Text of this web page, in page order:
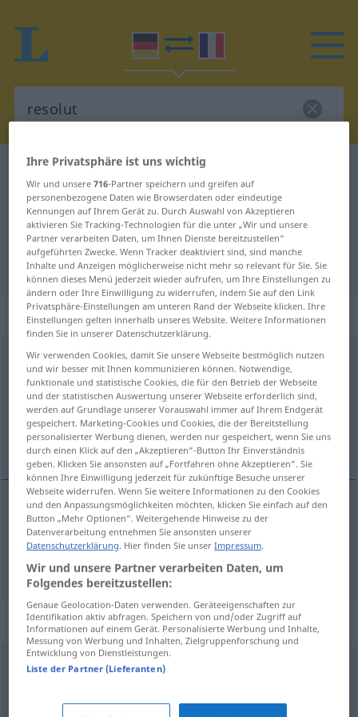
Deutsch-Französisch Wörterbuch
Deutsch-Französisch Übersetzung
für "resolut"
"resolut" Französisch Übersetzung
„resolut“: Adjektiv
resolut [rezoˈluːt]adj
Übersicht aller Übersetzungen
(Für mehr Details die Übersetzung anklicken/antippen)
résolu, déterminé
résolu resolut
déterminé resolut
Synonyme für "resolut"
bestimmt ,unmissverständlich
energisch,entschlossen,erklärt,entschieden
Ihre Privatsphäre ist uns wichtig
Wir und unsere716-Partner speichern und greifen auf
personenbezogene Daten wie Browserdaten oder eindeutige
Kennungen auf Ihrem Gerät zu. Durch Auswahl von Akzeptieren
aktivieren Sie Tracking-Technologien für die unter „Wir und unsere
Partner verarbeiten Daten, um Ihnen Dienste bereitzustellen“
aufgeführten Zwecke. Wenn Tracker deaktiviert sind, sind manche
Inhalte und Anzeigen möglicherweise nicht mehr so relevant für Sie. Sie
können dieses Menü jederzeit wieder aufrufen, um Ihre Einstellungen zu
ändern oder Ihre Einwilligung zu widerrufen, indem Sie auf den Link
Privatsphäre-Einstellungen am unteren Rand der Webseite klicken. Ihre
Einstellungen gelten innerhalb unseres Website. Weitere Informationen
finden Sie in unserer Datenschutzerklärung.
Wir verwenden Cookies, damit Sie unsere Webseite bestmöglich nutzen
und wir besser mit Ihnen kommunizieren können. Notwendige,
funktionale und statistische Cookies, die für den Betrieb der Webseite
und der statistischen Auswertung unserer Webseite erforderlich sind,
werden auf Grundlage unserer Vorauswahl immer auf Ihrem Endgerät
gespeichert. Marketing-Cookies und Cookies, die der Bereitstellung
personalisierter Werbung dienen, werden nur gespeichert, wenn Sie uns
durch einen Klick auf den „Akzeptieren“-Button Ihr Einverständnis
geben. Klicken Sie ansonsten auf „Fortfahren ohne Akzeptieren“. Sie
können Ihre Einwilligung jederzeit für zukünftige Besuche unserer
Webseite widerrufen. Wenn Sie weitere Informationen zu den Cookies
und den Anpassungsmöglichkeiten möchten, klicken Sie einfach auf den
Button „Mehr Optionen“. Weitergehende Hinweise zu der
Datenverarbeitung entnehmen Sie ansonsten unserer
Datenschutzerklärung. Hier finden Sie unserImpressum.
Wir und unsere Partner verarbeiten Daten, um
Folgendes bereitzustellen:
Genaue Geolocation-Daten verwenden. Geräteeigenschaften zur
Identifikation aktiv abfragen. Speichern von und/oder Zugriff auf
Informationen auf einem Gerät. Personalisierte Werbung und Inhalte,
Messung von Werbung und Inhalten, Zielgruppenforschung und
Entwicklung von Dienstleistungen.
Liste der Partner (Lieferanten)